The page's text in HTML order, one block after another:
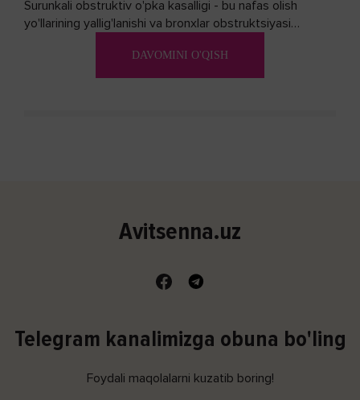
Surunkali obstruktiv o'pka kasalligi - bu nafas olish
yo'llarining yallig'lanishi va bronxlar obstruktsiyasi
DAVOMINI O'QISH
Avitsenna.uz
Telegram kanalimizga obuna bo'ling
Foydali maqolalarni kuzatib boring!